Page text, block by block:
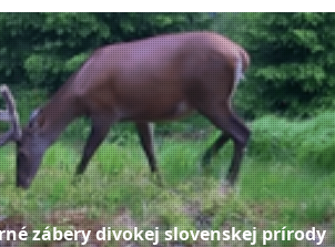
zábery divokej slovenskej prírody